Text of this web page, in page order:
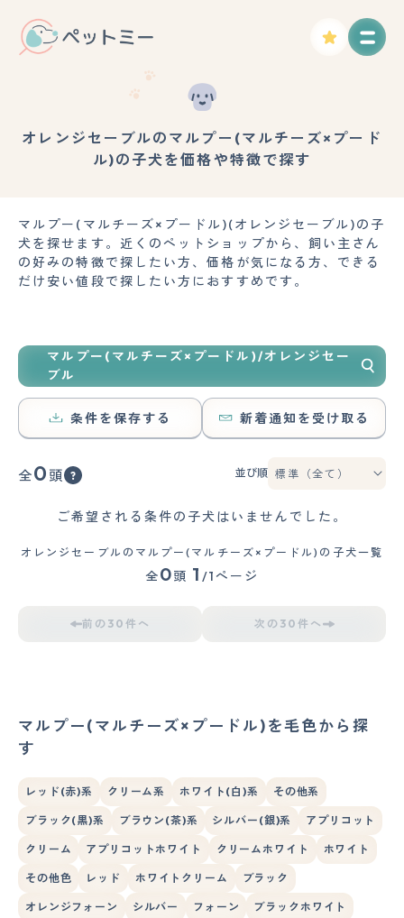
オレンジセーブルのマルプー(マルチーズ×プード
ル)の子犬を価格や特徴で探す
マルプー(マルチーズ×プードル)(オレンジセーブル)の子
犬を探せます。近くのペットショップから、飼い主さん
の好みの特徴で探したい方、価格が気になる方、できる
だけ安い値段で探したい方におすすめです。
マルプー(マルチーズ×プードル)/オレンジセー
ブル
条件を保存する 新着通知を受け取る
全0 頭 並び順
ご希望される条件の子犬はいませんでした。
オレンジセーブルのマルプー(マルチーズ×プードル)の子犬一覧
全0頭 1 /1ページ
前の30件へ 次の30件へ
マルプー(マルチーズ×プードル)を毛色から探
す
レッド(赤)系 クリーム系 ホワイト(白)系 その他系
ブラック(黒)系 ブラウン(茶)系 シルバー(銀)系 アプリコット
クリーム アプリコットホワイト クリームホワイト ホワイト
その他色 レッド ホワイトクリーム ブラック
オレンジフォーン シルバー フォーン ブラックホワイト